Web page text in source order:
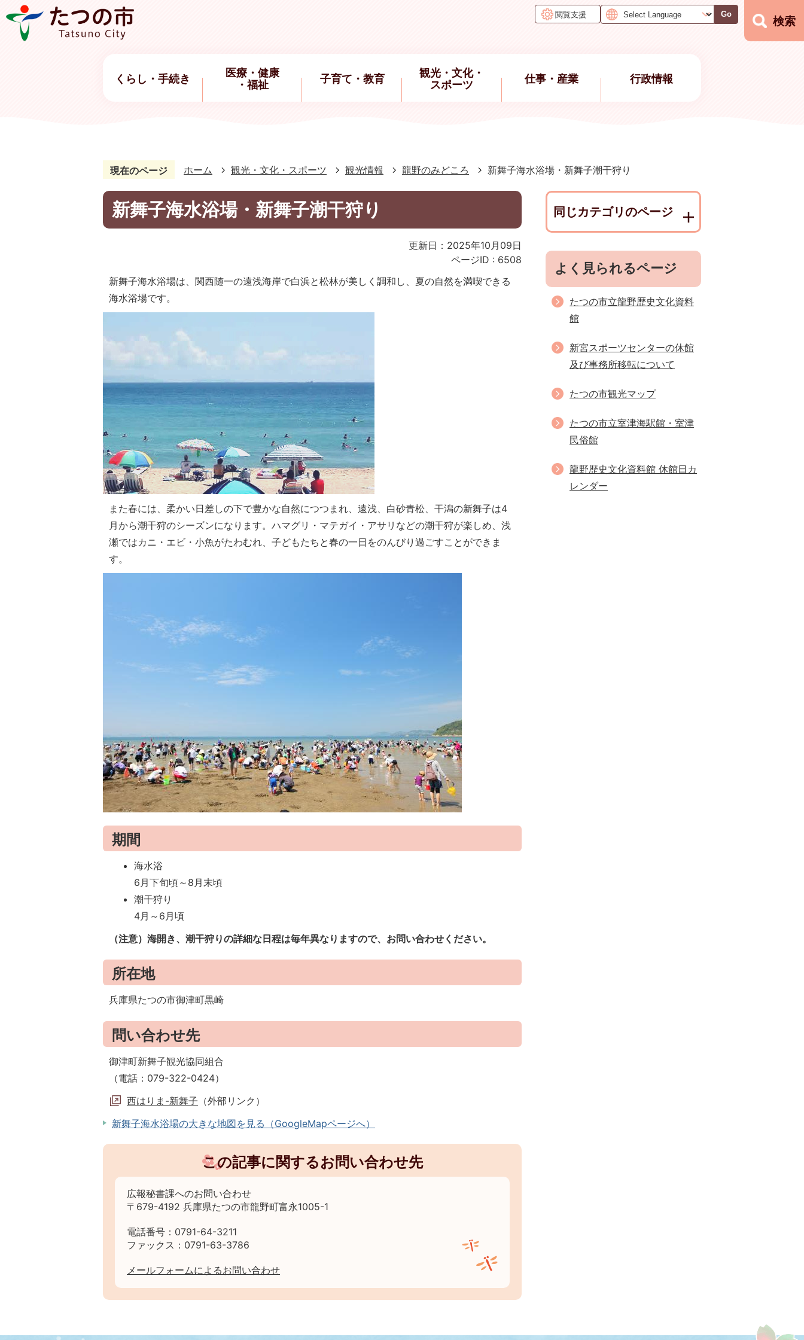
閲覧支援 Go
検索
くらし・手続き
医療・健康
・福祉
子育て・教育
観光・文化・
スポーツ
仕事・産業 行政情報
現在のページ ホーム 観光・文化・スポーツ 観光情報 龍野のみどころ 新舞子海水浴場・新舞子潮干狩り
新舞子海水浴場・新舞子潮干狩り
更新日：2025年10月09日
ページID : 6508
新舞子海水浴場は、関西随一の遠浅海岸で白浜と松林が美しく調和し、夏の自然を満喫できる
海水浴場です。
また春には、柔かい日差しの下で豊かな自然につつまれ、遠浅、白砂青松、干潟の新舞子は4
月から潮干狩のシーズンになります。ハマグリ・マテガイ・アサリなどの潮干狩が楽しめ、浅
瀬ではカニ・エビ・小魚がたわむれ、子どもたちと春の一日をのんびり過ごすことができま
す。
期間
海水浴
6月下旬頃～8月末頃
潮干狩り
4月～6月頃
（注意）海開き、潮干狩りの詳細な日程は毎年異なりますので、お問い合わせください。
所在地
兵庫県たつの市御津町黒崎
問い合わせ先
御津町新舞子観光協同組合
（電話：079-322-0424）
西はりま-新舞子 （外部リンク）
新舞子海水浴場の大きな地図を見る（GoogleMapページへ）
この記事に関するお問い合わせ先
広報秘書課へのお問い合わせ
〒679-4192 兵庫県たつの市龍野町富永1005-1
電話番号：0791-64-3211
ファックス：0791-63-3786
メールフォームによるお問い合わせ
同じカテゴリのページ
よく見られるページ
たつの市立龍野歴史文化資料
館
新宮スポーツセンターの休館
及び事務所移転について
たつの市観光マップ
たつの市立室津海駅館・室津
民俗館
龍野歴史文化資料館 休館日カ
レンダー